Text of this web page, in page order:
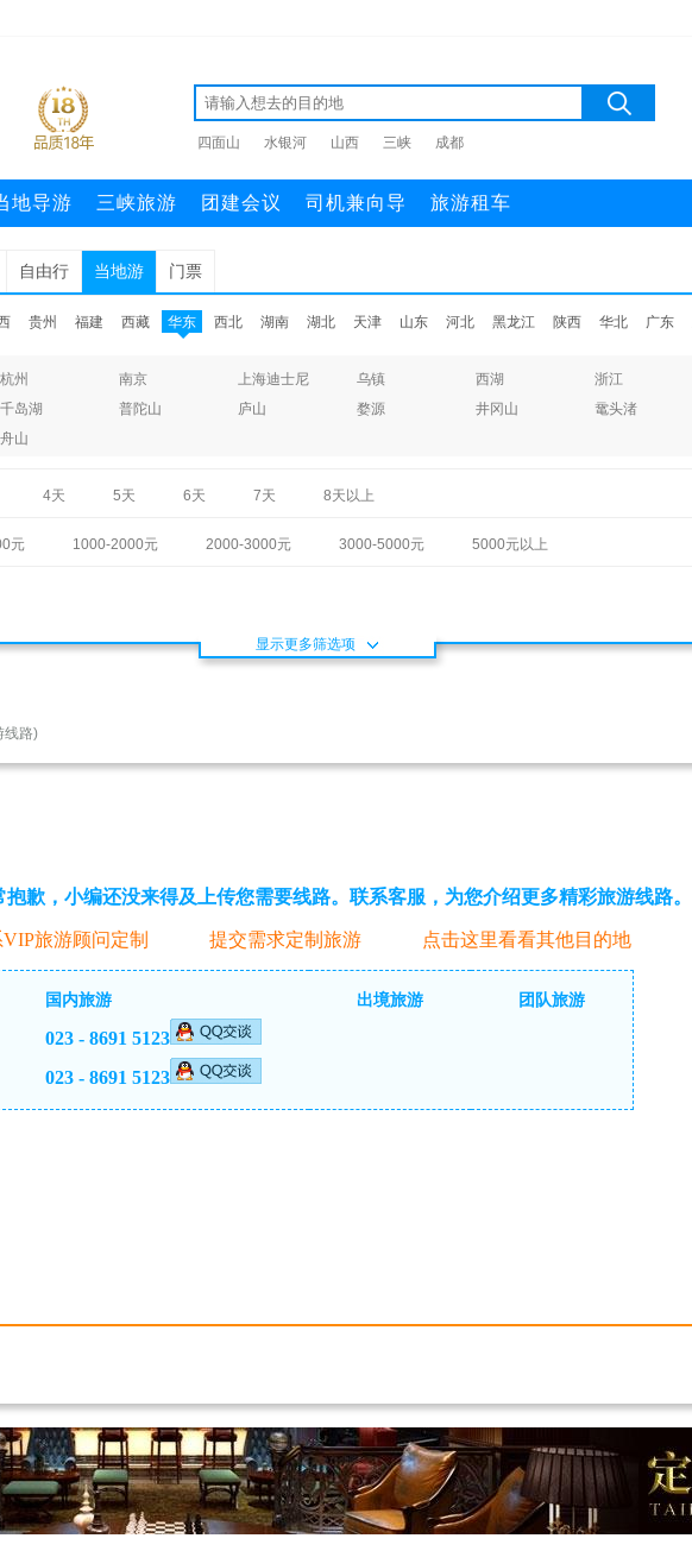
四面山 水银河 山西 三峡 成都
地导游 三峡旅游 团建会议 司机兼向导 旅游租车
自由行 当地游 门票
贵州 福建 西藏 华东 西北 湖南 湖北 天津 山东 河北 黑龙江 陕西 华北 广东
杭州 南京 上海迪士尼 乌镇 西湖 浙江
千岛湖 普陀山 庐山 婺源 井冈山 鼋头渚
舟山
4天 5天 6天 7天 8天以上
元 1000-2000元 2000-3000元 3000-5000元 5000元以上
显示更多筛选项
线路)
抱歉，小编还没来得及上传您需要线路。联系客服，为您介绍更多精彩旅游线路。
旅游顾问定制 提交需求定制旅游 点击这里看看其他目的地
国内旅游
023 - 8691 5123
023 - 8691 5123
出境旅游 团队旅游